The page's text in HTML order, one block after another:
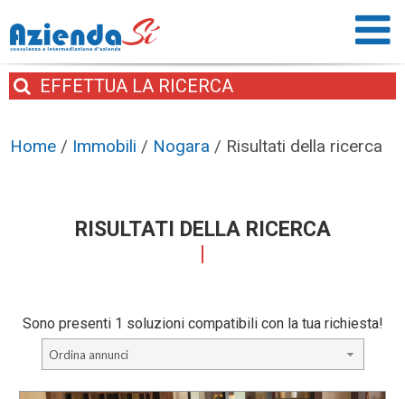
EFFETTUA LA RICERCA
Home / Immobili / Nogara / Risultati della ricerca
RISULTATI DELLA RICERCA
Sono presenti 1 soluzioni compatibili con la tua richiesta!
Ordina annunci